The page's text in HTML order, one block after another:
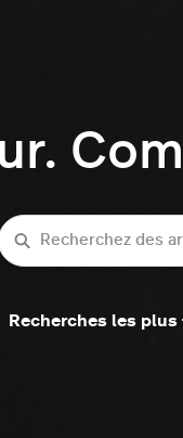
Recherches les